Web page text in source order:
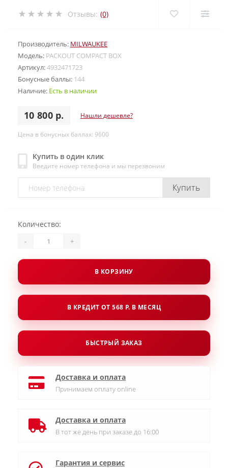
Отзывы: (0)
Производитель: MILWAUKEE
Модель: PACKOUT COMPACT BOX
Артикул:4932471723
Бонусные баллы: 144
Наличие: Есть в наличии
10 800 р. Нашли дешевле?
Цена в бонусных баллах: 9600
Купить в один клик
Введите номер телефона и мы перезвоним
Купить
Количество:
- +
В КОРЗИНУ
В КРЕДИТ ОТ 568 Р. В МЕСЯЦ
БЫСТРЫЙ ЗАКАЗ
Доставка и оплата
Принимаем оплату online
Доставка и оплата
В тот же день при заказе до 16:00
Гарантия и сервис